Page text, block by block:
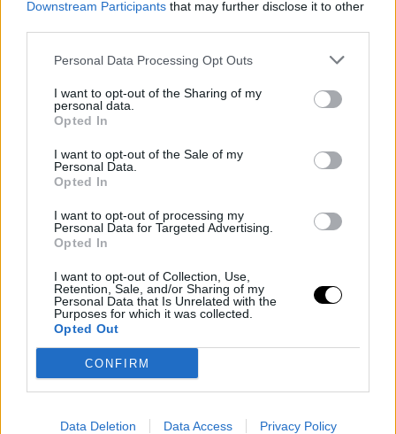
Downstream Participants that may further disclose it to other
Personal Data Processing Opt Outs
I want to opt-out of the Sharing of my
personal data.
Opted In
I want to opt-out of the Sale of my
Personal Data.
Opted In
I want to opt-out of processing my
Personal Data for Targeted Advertising.
Opted In
I want to opt-out of Collection, Use,
Retention, Sale, and/or Sharing of my
Personal Data that Is Unrelated with the
Purposes for which it was collected.
Opted Out
CONFIRM
Data Deletion Data Access Privacy Policy
bodies, «The C Edition».
Δείτε τις φωτογραφίες: